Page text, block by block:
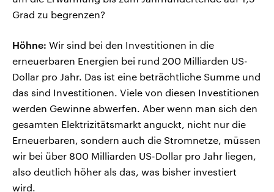
Grad zu begrenzen?
Höhne: Wir sind bei den Investitionen in die
erneuerbaren Energien bei rund 200 Milliarden US-
Dollar pro Jahr. Das ist eine beträchtliche Summe und
das sind Investitionen. Viele von diesen Investitionen
werden Gewinne abwerfen. Aber wenn man sich den
gesamten Elektrizitätsmarkt anguckt, nicht nur die
Erneuerbaren, sondern auch die Stromnetze, müssen
wir bei über 800 Milliarden US-Dollar pro Jahr liegen,
also deutlich höher als das, was bisher investiert
wird.